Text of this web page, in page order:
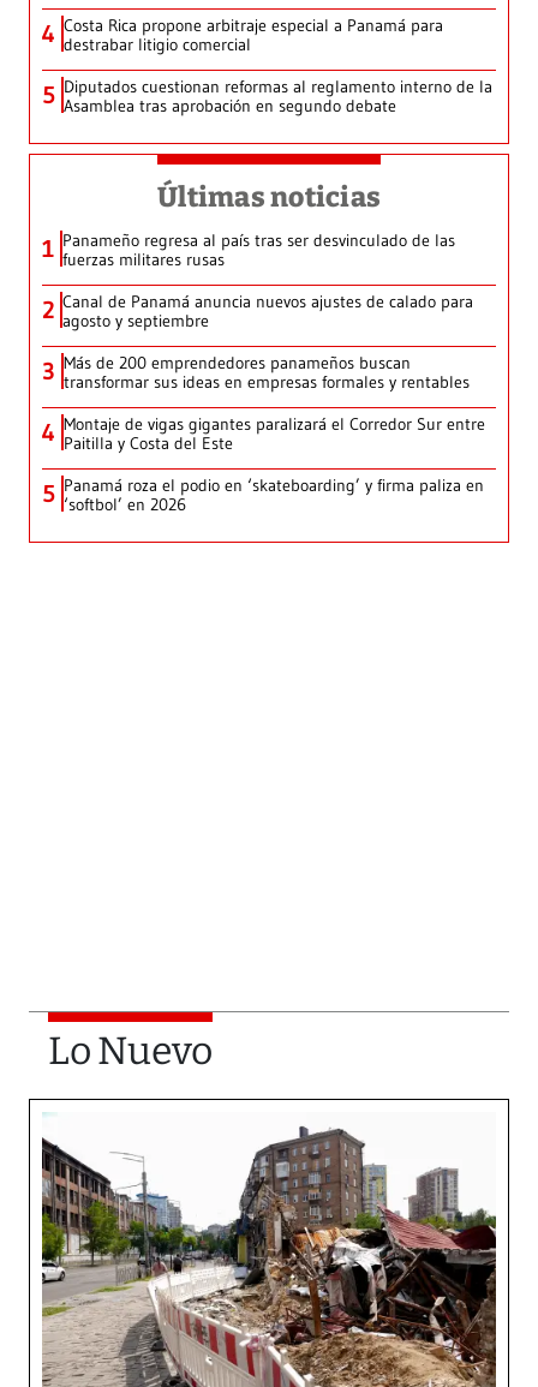
4 Costa Rica propone arbitraje especial a Panamá para
destrabar litigio comercial
5 Diputados cuestionan reformas al reglamento interno de la
Asamblea tras aprobación en segundo debate
Últimas noticias
1 Panameño regresa al país tras ser desvinculado de las
fuerzas militares rusas
2 Canal de Panamá anuncia nuevos ajustes de calado para
agosto y septiembre
3 Más de 200 emprendedores panameños buscan
transformar sus ideas en empresas formales y rentables
4 Montaje de vigas gigantes paralizará el Corredor Sur entre
Paitilla y Costa del Este
5 Panamá roza el podio en ‘skateboarding’ y firma paliza en
‘softbol’ en 2026
Lo Nuevo